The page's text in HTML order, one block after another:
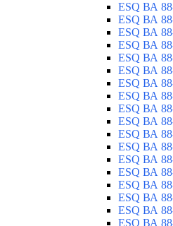
ESQ ВА
ESQ ВА
ESQ ВА
ESQ ВА
ESQ ВА
ESQ ВА
ESQ ВА
ESQ ВА
ESQ ВА
ESQ ВА
ESQ ВА
ESQ ВА
ESQ ВА
ESQ ВА
ESQ ВА
ESQ ВА
ESQ ВА
ESQ ВА